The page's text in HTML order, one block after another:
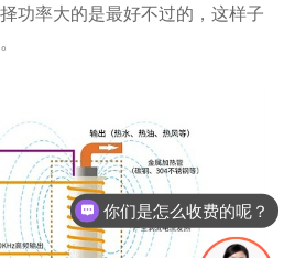
功率大的是最好不过的，这样子
你们是怎么收费的呢？